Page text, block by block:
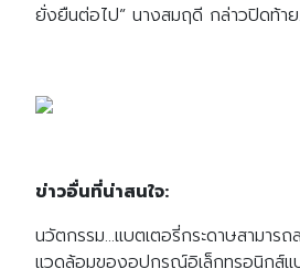
ยั่งยืนต่อไป” นางสมฤดี กล่าวปิดท้าย.
ข่าวอื่นที่น่าสนใจ:
นวัตกรรม…แบตเตอรี่กระดาษสามาร
แวดล้อมของอุปกรณ์อิเล็กทรอนิกส์แ